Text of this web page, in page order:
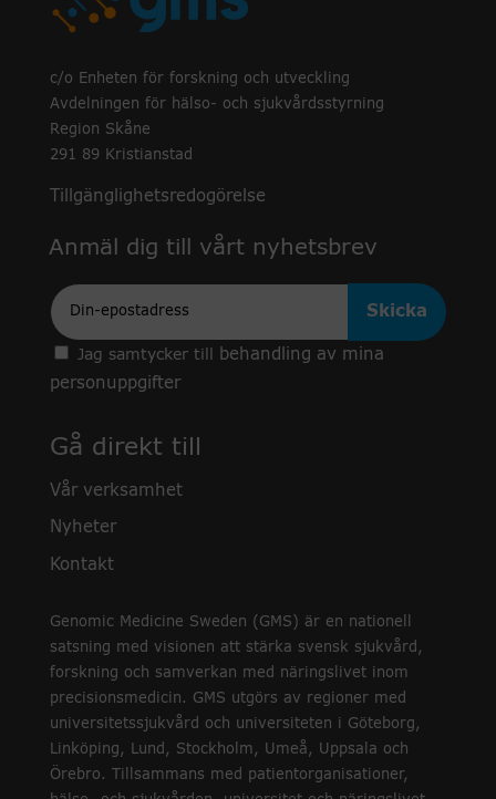
c/o Enheten för forskning och utveckling
Avdelningen för hälso- och sjukvårdsstyrning
Region Skåne
291 89 Kristianstad
Tillgänglighetsredogörelse
Anmäl dig till vårt nyhetsbrev
Epost
Jag samtycker till
behandling av mina
personuppgifter
Gå direkt till
Vår verksamhet
Nyheter
Kontakt
Genomic Medicine Sweden (GMS) är en nationell
satsning med visionen att stärka svensk sjukvård,
forskning och samverkan med näringslivet inom
precisionsmedicin. GMS utgörs av regioner med
universitetssjukvård och universiteten i Göteborg,
Linköping, Lund, Stockholm, Umeå, Uppsala och
Örebro. Tillsammans med patientorganisationer,